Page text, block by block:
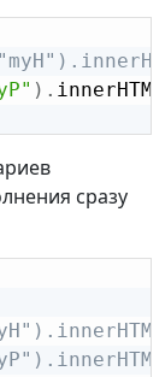
) .
сразу